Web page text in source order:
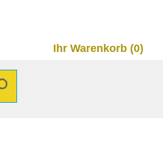
Ihr Warenkorb (0)